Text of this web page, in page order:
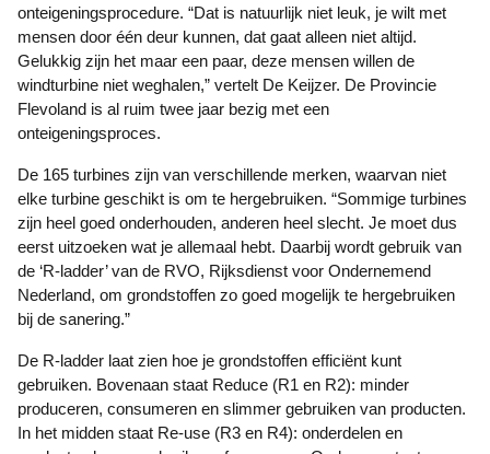
onteigeningsprocedure. “Dat is natuurlijk niet leuk, je wilt met
mensen door één deur kunnen, dat gaat alleen niet altijd.
Gelukkig zijn het maar een paar, deze mensen willen de
windturbine niet weghalen,” vertelt De Keijzer. De Provincie
Flevoland is al ruim twee jaar bezig met een
onteigeningsproces.
De 165 turbines zijn van verschillende merken, waarvan niet
elke turbine geschikt is om te hergebruiken. “Sommige turbines
zijn heel goed onderhouden, anderen heel slecht. Je moet dus
eerst uitzoeken wat je allemaal hebt. Daarbij wordt gebruik van
de ‘R-ladder’ van de RVO, Rijksdienst voor Ondernemend
Nederland, om grondstoffen zo goed mogelijk te hergebruiken
bij de sanering.”
De R-ladder laat zien hoe je grondstoffen efficiënt kunt
gebruiken. Bovenaan staat Reduce (R1 en R2): minder
produceren, consumeren en slimmer gebruiken van producten.
In het midden staat Re-use (R3 en R4): onderdelen en